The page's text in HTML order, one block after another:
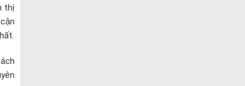
thị